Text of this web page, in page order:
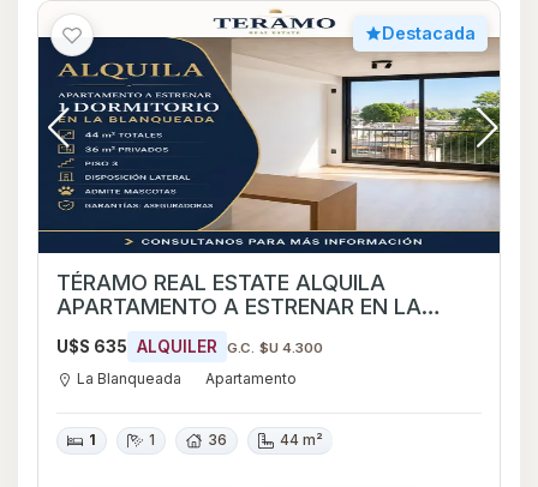
Destacada
TÉRAMO REAL ESTATE ALQUILA
APARTAMENTO A ESTRENAR EN LA
BLANQUEADA
U$S 635 ALQUILER G.C. $U 4.300
La Blanqueada Apartamento
1 1 36 44 m²